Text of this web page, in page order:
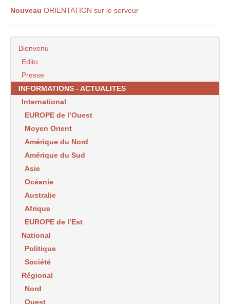
Nouveau ORIENTATION sur le serveur
Bienvenu
Edito
Presse
INFORMATIONS - ACTUALITES
International
EUROPE de l’Ouest
Moyen Orient
Amérique du Nord
Amérique du Sud
Asie
Océanie
Australie
Afrique
EUROPE de l’Est
National
Politique
Société
Régional
Nord
Ouest